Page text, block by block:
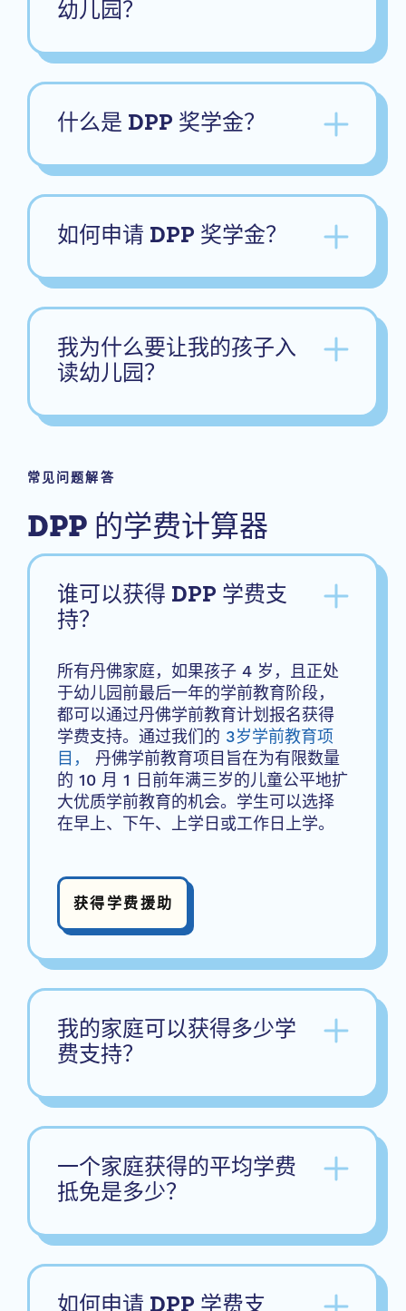
幼儿园？
什么是 DPP 奖学金？
如何申请 DPP 奖学金？
我为什么要让我的孩子入
读幼儿园？
常见问题解答
DPP 的学费计算器
谁可以获得 DPP 学费支
持？
所有丹佛家庭，如果孩子 4 岁，且正处
于幼儿园前最后一年的学前教育阶段，
都可以通过丹佛学前教育计划报名获得
学费支持。通过我们的 3岁学前教育项
目，
丹佛学前教育项目旨在为有限数量
的 10 月 1 日前年满三岁的儿童公平地扩
大优质学前教育的机会。学生可以选择
在早上、下午、上学日或工作日上学。
获得学费援助
我的家庭可以获得多少学
费支持？
一个家庭获得的平均学费
抵免是多少？
如何申请 DPP 学费支